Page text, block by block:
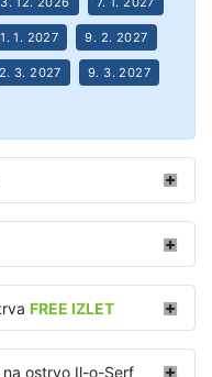
1. 2027 9. 2. 2027
2. 3. 2027 9. 3. 2027
FREE IZLET
ostrvo Il-o-Serf